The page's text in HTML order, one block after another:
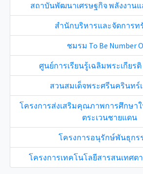
สถาบันพัฒนาเศรษฐกิจ พลังงาน
สำนักบริหารและจัดการท
ชมรม To Be Number
ศูนย์การเรียนรู้เฉลิมพระเกียร
สวนสมเด็จพระศรีนครินทร์
โครงการส่งเสริมคุณภาพการศึกษาใ
ตระเวนชายแดน
โครงการอนุรักษ์พันธุกร
โครงการเทคโนโลยีสารสนเทศต